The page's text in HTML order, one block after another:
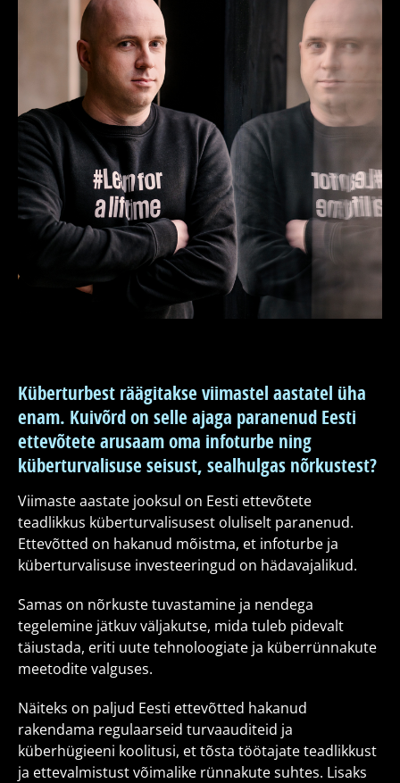
Küberturbest räägitakse viimastel aastatel üha
enam. Kuivõrd on selle ajaga paranenud Eesti
ettevõtete arusaam oma infoturbe ning
küberturvalisuse seisust, sealhulgas nõrkustest?
Viimaste aastate jooksul on Eesti ettevõtete
teadlikkus küberturvalisusest oluliselt paranenud.
Ettevõtted on hakanud mõistma, et infoturbe ja
küberturvalisuse investeeringud on hädavajalikud.
Samas on nõrkuste tuvastamine ja nendega
tegelemine jätkuv väljakutse, mida tuleb pidevalt
täiustada, eriti uute tehnoloogiate ja küberrünnakute
meetodite valguses.
Näiteks on paljud Eesti ettevõtted hakanud
rakendama regulaarseid turvaauditeid ja
küberhügieeni koolitusi, et tõsta töötajate teadlikkust
ja ettevalmistust võimalike rünnakute suhtes. Lisaks